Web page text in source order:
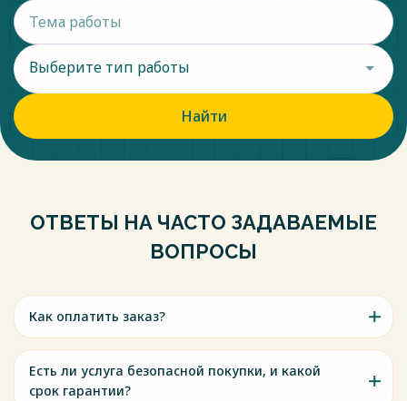
Выберите тип работы
Найти
ОТВЕТЫ НА ЧАСТО ЗАДАВАЕМЫЕ
ВОПРОСЫ
Как оплатить заказ?
Есть ли услуга безопасной покупки, и какой
срок гарантии?